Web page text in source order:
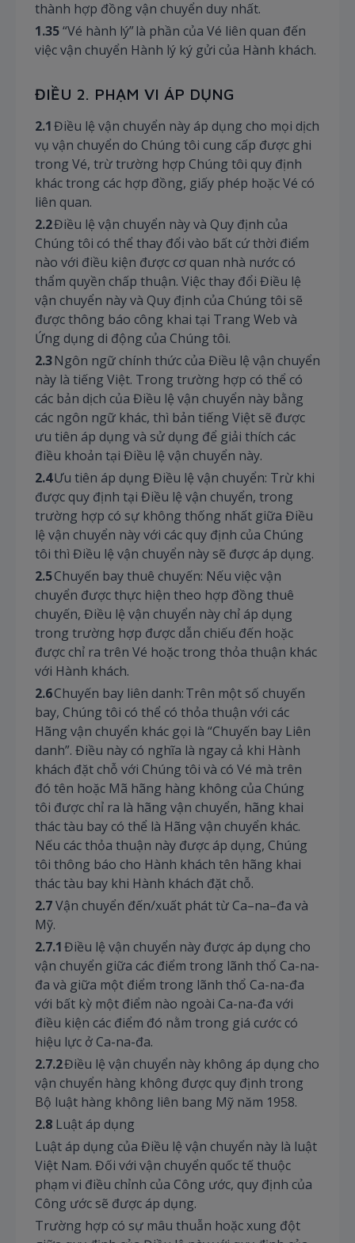
thành hợp đồng vận chuyển duy nhất.
1.35“Vé hành lý” là phần của Vé liên quan đến
việc vận chuyển Hành lý ký gửi của Hành khách.
ĐIỀU 2. PHẠM VI ÁP DỤNG
2.1Điều lệ vận chuyển này áp dụng cho mọi dịch
vụ vận chuyển do Chúng tôi cung cấp được ghi
trong Vé, trừ trường hợp Chúng tôi quy định
khác trong các hợp đồng, giấy phép hoặc Vé có
liên quan.
2.2Điều lệ vận chuyển này và Quy định của
Chúng tôi có thể thay đổi vào bất cứ thời điểm
nào với điều kiện được cơ quan nhà nước có
thẩm quyền chấp thuận. Việc thay đổi Điều lệ
vận chuyển này và Quy định của Chúng tôi sẽ
được thông báo công khai tại Trang Web và
Ứng dụng di động của Chúng tôi.
2.3Ngôn ngữ chính thức của Điều lệ vận chuyển
này là tiếng Việt. Trong trường hợp có thể có
các bản dịch của Điều lệ vận chuyển này bằng
các ngôn ngữ khác, thì bản tiếng Việt sẽ được
ưu tiên áp dụng và sử dụng để giải thích các
điều khoản tại Điều lệ vận chuyển này.
2.4Ưu tiên áp dụng Điều lệ vận chuyển: Trừ khi
được quy định tại Điều lệ vận chuyển, trong
trường hợp có sự không thống nhất giữa Điều
lệ vận chuyển này với các quy định của Chúng
tôi thì Điều lệ vận chuyển này sẽ được áp dụng.
2.5Chuyến bay thuê chuyến: Nếu việc vận
chuyển được thực hiện theo hợp đồng thuê
chuyến, Điều lệ vận chuyển này chỉ áp dụng
trong trường hợp được dẫn chiếu đến hoặc
được chỉ ra trên Vé hoặc trong thỏa thuận khác
với Hành khách.
2.6Chuyến bay liên danh: Trên một số chuyến
bay, Chúng tôi có thể có thỏa thuận với các
Hãng vận chuyển khác gọi là “Chuyến bay Liên
danh”. Điều này có nghĩa là ngay cả khi Hành
khách đặt chỗ với Chúng tôi và có Vé mà trên
đó tên hoặc Mã hãng hàng không của Chúng
tôi được chỉ ra là hãng vận chuyển, hãng khai
thác tàu bay có thể là Hãng vận chuyển khác.
Nếu các thỏa thuận này được áp dụng, Chúng
tôi thông báo cho Hành khách tên hãng khai
thác tàu bay khi Hành khách đặt chỗ.
2.7Vận chuyển đến/xuất phát từ Ca–na–đa và
Mỹ.
2.7.1Điều lệ vận chuyển này được áp dụng cho
vận chuyển giữa các điểm trong lãnh thổ Ca-na-
đa và giữa một điểm trong lãnh thổ Ca-na-đa
với bất kỳ một điểm nào ngoài Ca-na-đa với
điều kiện các điểm đó nằm trong giá cước có
hiệu lực ở Ca-na-đa.
2.7.2Điều lệ vận chuyển này không áp dụng cho
vận chuyển hàng không được quy định trong
Bộ luật hàng không liên bang Mỹ năm 1958.
2.8 Luật áp dụng
Luật áp dụng của Điều lệ vận chuyển này là luật
Việt Nam. Đối với vận chuyển quốc tế thuộc
phạm vi điều chỉnh của Công ước, quy định của
Công ước sẽ được áp dụng.
Trường hợp có sự mâu thuẫn hoặc xung đột